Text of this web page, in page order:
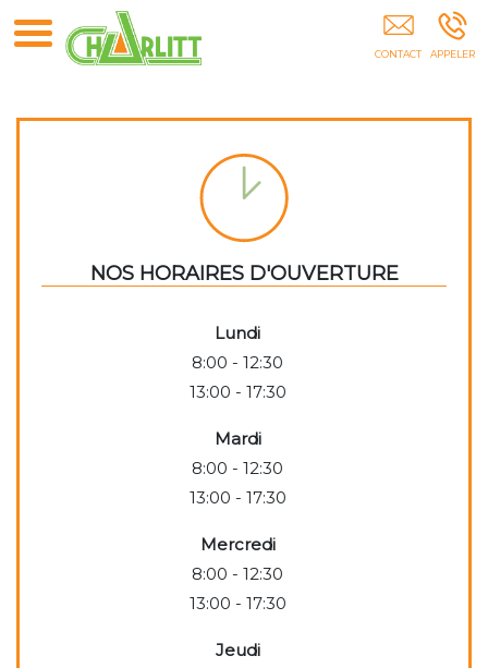
CHARLITT - Charpente Du Littoral Guines Calais
Boulogne-Sur-Mer Arras Lens Liévin Béthune
NOS HORAIRES D'OUVERTURE
Lundi
8:00 - 12:30
13:00 - 17:30
Mardi
8:00 - 12:30
13:00 - 17:30
Mercredi
8:00 - 12:30
13:00 - 17:30
Jeudi